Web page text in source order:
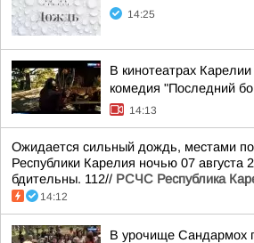
14:25
В кинотеатрах
комедия "Последний
14:13
Ожидается сильный дождь, местами
Республики Карелия ночью 07 августа
бдительны. 112// РСЧС Республика
14:12
В урочище Сандармох